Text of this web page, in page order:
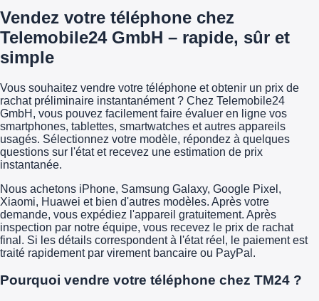
Vendez votre téléphone chez
Telemobile24 GmbH – rapide, sûr et
simple
Vous souhaitez vendre votre téléphone et obtenir un prix de
rachat préliminaire instantanément ? Chez Telemobile24
GmbH, vous pouvez facilement faire évaluer en ligne vos
smartphones, tablettes, smartwatches et autres appareils
usagés. Sélectionnez votre modèle, répondez à quelques
questions sur l'état et recevez une estimation de prix
instantanée.
Nous achetons iPhone, Samsung Galaxy, Google Pixel,
Xiaomi, Huawei et bien d'autres modèles. Après votre
demande, vous expédiez l'appareil gratuitement. Après
inspection par notre équipe, vous recevez le prix de rachat
final. Si les détails correspondent à l'état réel, le paiement est
traité rapidement par virement bancaire ou PayPal.
Pourquoi vendre votre téléphone chez TM24 ?